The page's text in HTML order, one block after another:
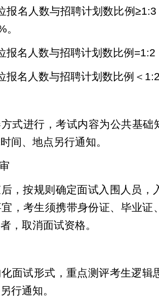
报名人数与招聘计划数比例
报名人数与招聘计划数比例
报名人数与招聘计划数比例＜
式进行，考试内容为公共基
间、地点另行通知。
，按规则确定面试入围人员
，考生须携带身份证、毕业
，取消面试资格。
面试形式，重点测评考生逻
行通知。